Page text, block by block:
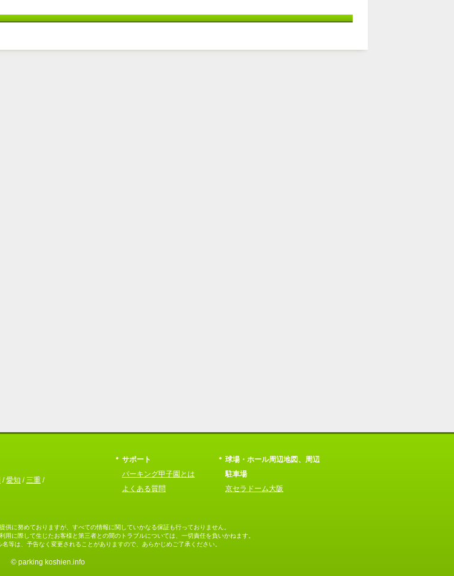
/愛知 / 三重 /
サポート
パーキング甲子園とは
よくある質問
球場・ホール周辺地図、周辺
駐車場
京セラドーム大阪
供に努めておりますが、すべての情報に関していかなる保証も行っておりません。
に際して生じたお客様と第三者との間のトラブルについては、一切責任を負いかねます。
等は、予告なく変更されることがありますので、あらかじめご了承ください。
© parking koshien.info